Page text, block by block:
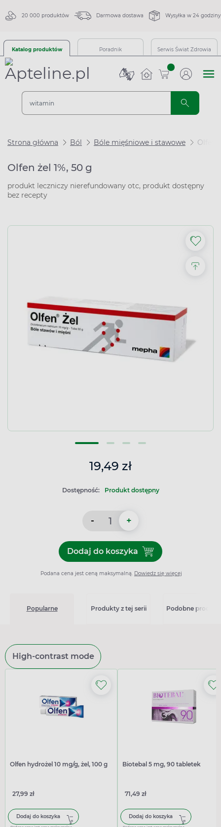
20 000 produktów Darmowa dostawa Wysyłka w 24 godziny
Katalog produktów Poradnik Serwis Świat Zdrowia
sztuk
Strona główna Ból Bóle mięśniowe i stawowe Olfen
Olfen żel 1%, 50 g
produkt leczniczy nierefundowany otc, produkt dostępny
bez recepty
19,49 zł
Dostępność: Produkt dostępny
- +
Dodaj do koszykaDodaj do koszyka Olfen żel
Podana cena jest ceną maksymalną. Dowiedz się więcej
Popularne Produkty z tej serii Podobne
High-contrast mode
Olfen hydrożel 10 mg/g, żel, 100 g
27,99 zł
Dodaj do koszyka
Biotebal 5 mg, 90 tabletek
71,49 zł
Dodaj do koszyka